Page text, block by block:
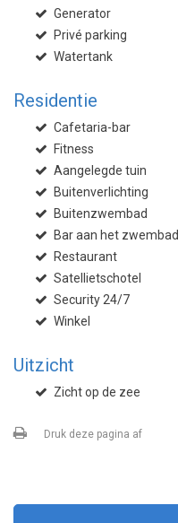
Generator
Privé parking
Watertank
Residentie
Cafetaria-bar
Fitness
Aangelegde tuin
Buitenverlichting
Buitenzwembad
Bar aan het zwembad
Restaurant
Satellietschotel
Security 24/7
Winkel
Uitzicht
Zicht op de zee
Druk deze pagina af